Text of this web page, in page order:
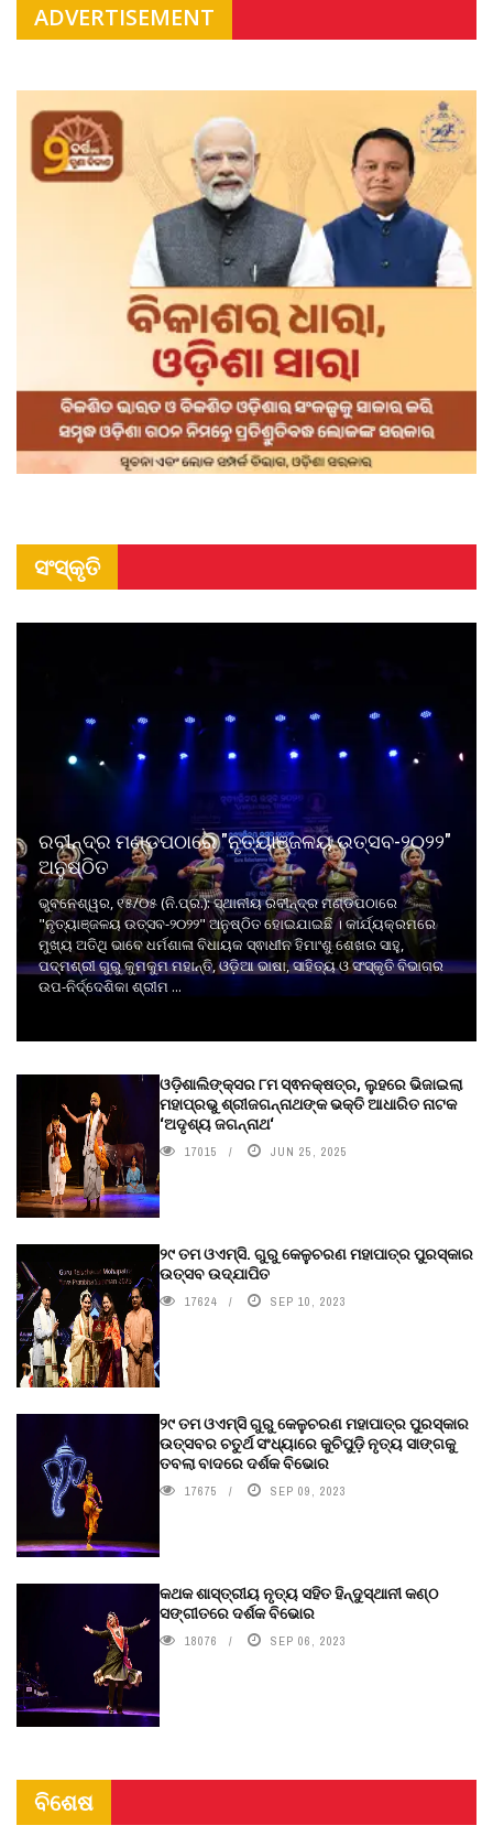
ADVERTISEMENT
ସଂସ୍କୃତି
ରବୀନ୍ଦ୍ର ମଣ୍ଡପଠାରେ "ନୃତ୍ୟାଞ୍ଜଳୟ ଉତ୍ସବ-୨୦୨୨"
ଅନୁଷ୍ଠିତ
ଭୁବନେଶ୍ୱର, ୧୫/୦୫ (ନି.ପ୍ର.): ସ୍ଥାନୀୟ ରବୀନ୍ଦ୍ର ମଣ୍ଡପଠାରେ
"ନୃତ୍ୟାଞ୍ଜଳୟ ଉତ୍ସବ-୨୦୨୨" ଅନୁଷ୍ଠିତ ହୋଇଯାଇଛି । କାର୍ଯ୍ୟକ୍ରମରେ
ମୁଖ୍ୟ ଅତିଥି ଭାବେ ଧର୍ମଶାଳା ବିଧାୟକ ସ୍ଵାଧୀନ ହିମାଂଶୁ ଶେଖର ସାହୁ,
ପଦ୍ମଶ୍ରୀ ଗୁରୁ କୁମକୁମ ମହାନ୍ତି, ଓଡ଼ିଆ ଭାଷା, ସାହିତ୍ୟ ଓ ସଂସ୍କୃତି ବିଭାଗର
ଉପ-ନିର୍ଦ୍ଦେଶିକା ଶ୍ରୀମ ...
ଓଡ଼ିଶାଲିଙ୍କ୍ସର ୮ମ ସ୍ଵନକ୍ଷତ୍ର, ଲୁହରେ ଭିଜାଇଲା
ମହାପ୍ରଭୁ ଶ୍ରୀଜଗନ୍ନାଥଙ୍କ ଭକ୍ତି ଆଧାରିତ ନାଟକ
‘ଅଦୃଶ୍ୟ ଜଗନ୍ନାଥ‘
17015 JUN 25, 2025
୨୯ ତମ ଓଏମ୍‌ସି. ଗୁରୁ କେଳୁଚରଣ ମହାପାତ୍ର ପୁରସ୍କାର
ଉତ୍ସବ ଉଦ୍‍ଯାପିତ
17624 SEP 10, 2023
୨୯ ତମ ଓଏମ୍‌ସି ଗୁରୁ କେଳୁଚରଣ ମହାପାତ୍ର ପୁରସ୍କାର
ଉତ୍ସବର ଚତୁର୍ଥ ସଂଧ୍ୟାରେ କୁଚିପୁଡ଼ି ନୃତ୍ୟ ସାଙ୍ଗକୁ
ତବଲା ବାଦରେ ଦର୍ଶକ ବିଭୋର
17675 SEP 09, 2023
କଥକ ଶାସ୍ତ୍ରୀୟ ନୃତ୍ୟ ସହିତ ହିନ୍ଦୁସ୍ଥାନୀ କଣ୍ଠ
ସଙ୍ଗୀତରେ ଦର୍ଶକ ବିଭୋର
18076 SEP 06, 2023
ବିଶେଷ